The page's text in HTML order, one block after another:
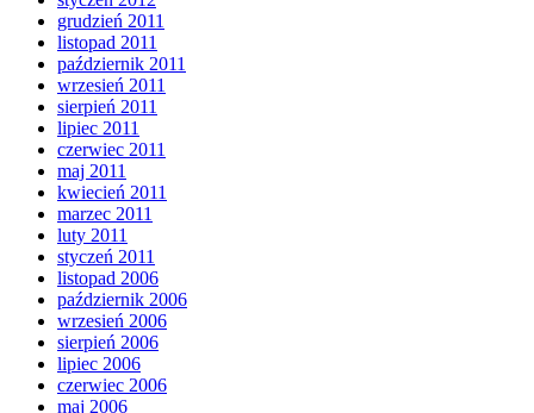
grudzień 2011
listopad 2011
październik 2011
wrzesień 2011
sierpień 2011
lipiec 2011
czerwiec 2011
maj 2011
kwiecień 2011
marzec 2011
luty 2011
styczeń 2011
listopad 2006
październik 2006
wrzesień 2006
sierpień 2006
lipiec 2006
czerwiec 2006
maj 2006